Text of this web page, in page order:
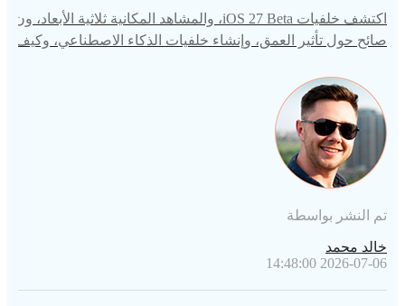
اكتشف خلفيات iOS 27 Beta، والمشاهد المكانية ثلاثية الأبعاد، ون
صائح حول تأثير العمق، وإنشاء خلفيات الذكاء الاصطناعي، وكيف
تم النشر بواسطة
خالد محمد
2026-07-06 14:48:00